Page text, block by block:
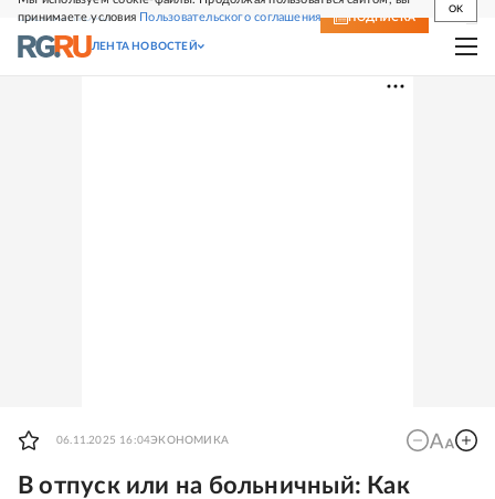
принимаете условия Пользовательского соглашения
OK
СВЕЖИЙ НОМЕР ПОДПИСКА
ЛЕНТА НОВОСТЕЙ
06.11.2025 16:04ЭКОНОМИКА
В отпуск или на больничный: Как